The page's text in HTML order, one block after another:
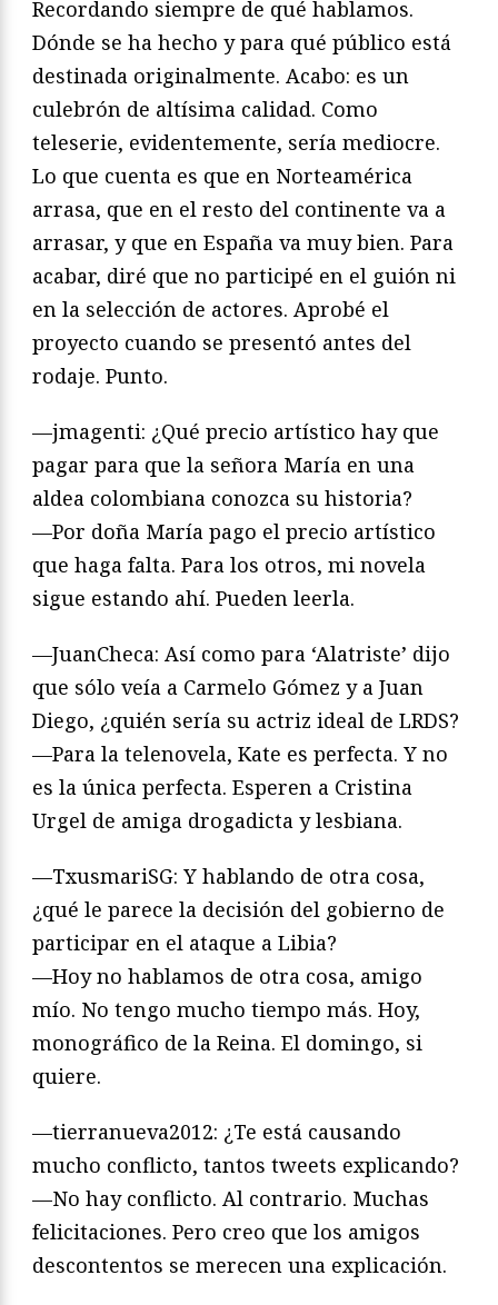
Recordando siempre de qué hablamos.
Dónde se ha hecho y para qué público está
destinada originalmente. Acabo: es un
culebrón de altísima calidad. Como
teleserie, evidentemente, sería mediocre.
Lo que cuenta es que en Norteamérica
arrasa, que en el resto del continente va a
arrasar, y que en España va muy bien. Para
acabar, diré que no participé en el guión ni
en la selección de actores. Aprobé el
proyecto cuando se presentó antes del
rodaje. Punto.
—jmagenti: ¿Qué precio artístico hay que
pagar para que la señora María en una
aldea colombiana conozca su historia?
—Por doña María pago el precio artístico
que haga falta. Para los otros, mi novela
sigue estando ahí. Pueden leerla.
—JuanCheca: Así como para ‘Alatriste’ dijo
que sólo veía a Carmelo Gómez y a Juan
Diego, ¿quién sería su actriz ideal de LRDS?
—Para la telenovela, Kate es perfecta. Y no
es la única perfecta. Esperen a Cristina
Urgel de amiga drogadicta y lesbiana.
—TxusmariSG: Y hablando de otra cosa,
¿qué le parece la decisión del gobierno de
participar en el ataque a Libia?
—Hoy no hablamos de otra cosa, amigo
mío. No tengo mucho tiempo más. Hoy,
monográfico de la Reina. El domingo, si
quiere.
—tierranueva2012: ¿Te está causando
mucho conflicto, tantos tweets explicando?
—No hay conflicto. Al contrario. Muchas
felicitaciones. Pero creo que los amigos
descontentos se merecen una explicación.